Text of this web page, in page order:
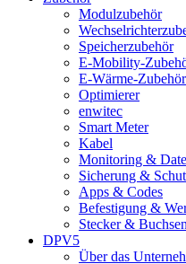
Modulzubehör
Speicherzubehör
E-Mobility-
E-Wärme-Zubehör
Optimierer
enwitec
Smart Meter
Kabel
Monitoring &
Sicherung &
Apps & Codes
Befestigung &
Stecker & Buchsen
DPV5
Über das